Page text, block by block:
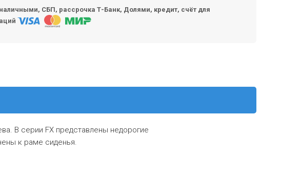
СБП, рассрочка Т-Банк, Долями, кредит, счёт для
В серии FX представлены недорогие
к раме сиденья.